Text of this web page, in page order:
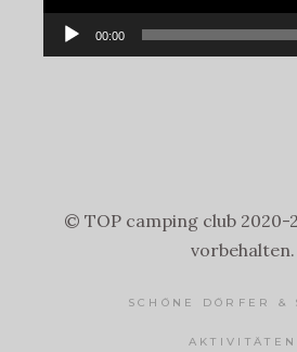
00:00
© TOP camping club 2020-
vorbehalten.
SCHÖNE DÖRFER &
AKTIVITÄTEN